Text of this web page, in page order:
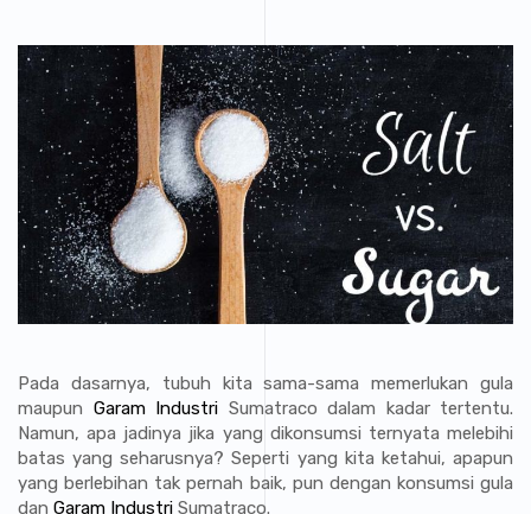
Pada dasarnya, tubuh kita sama-sama memerlukan gula
maupun Garam Industri Sumatraco dalam kadar tertentu.
Namun, apa jadinya jika yang dikonsumsi ternyata melebihi
batas yang seharusnya? Seperti yang kita ketahui, apapun
yang berlebihan tak pernah baik, pun dengan konsumsi gula
dan Garam Industri Sumatraco.